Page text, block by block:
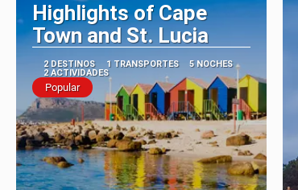
Highlights of Cape
Town and St. Lucia
2 DESTINOS 1 TRANSPORTES
5 NOCHES
2 ACTIVIDADES
Popular